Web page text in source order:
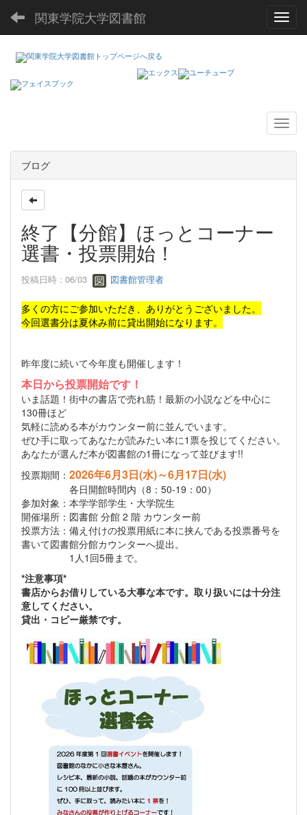
関東学院大学図書館
ブログ
終了【分館】ほっとコーナー
選書・投票開始！
投稿日時 : 06/03 図書館管理者
多くの方にご参加いただき、ありがとうございました。
今回選書分は夏休み前に貸出開始になります。
昨年度に続いて今年度も開催します！
本日から投票開始です！
いま話題！街中の書店で売れ筋！最新の小説などを中心に
130冊ほど
気軽に読める本がカウンター前に並んでいます。
ぜひ手に取ってあなたが読みたい本に1票を投じてください。
あなたが選んだ本が図書館の1冊になって並びます!!
投票期間： 2026年6月3日(水)～6月17日(水)
各日開館時間内（8：50-19：00）
参加対象：本学学部学生・大学院生
開催場所：図書館 分館 2 階 カウンター前
投票方法：備え付けの投票用紙に本に挟んである投票番号を
書いて図書館分館カウンターへ提出。
1人1回5冊まで。
*注意事項*
書店からお借りしている大事な本です。取り扱いには十分注
意してください。
貸出・コピー厳禁です。